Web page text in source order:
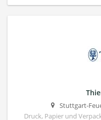
Stuttgart-
Druck, Papier und